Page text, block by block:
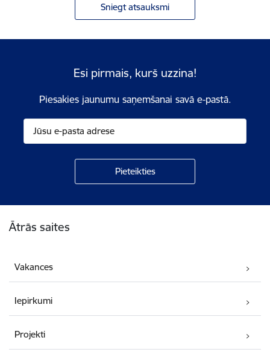
Sniegt atsauksmi
Esi pirmais, kurš uzzina!
Piesakies jaunumu saņemšanai savā e-pastā.
Ātrās saites
Vakances
Iepirkumi
Projekti